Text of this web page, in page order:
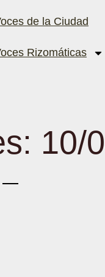
de la Ciudad
Rizomáticas
10/